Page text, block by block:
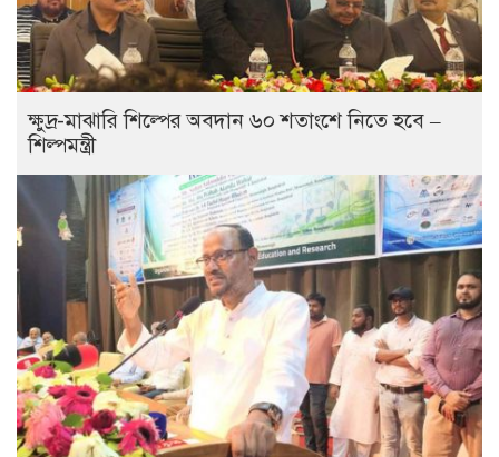
ক্ষুদ্র-মাঝারি শিল্পের অবদান ৬০ শতাংশে নিতে হবে –
শিল্পমন্ত্রী